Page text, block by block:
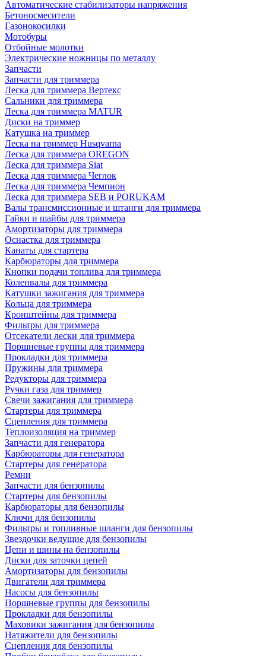
Автоматические стабилизаторы напряжения
Бетоносмесители
Газонокосилки
Мотобуры
Отбойные молотки
Электрические ножницы по металлу
Запчасти
Запчасти для триммера
Леска для триммера Вертекс
Сальники для триммера
Леска для триммера MATUR
Диски на триммер
Катушка на триммер
Леска на триммер Husqvarna
Леска для триммера OREGON
Леска для триммера Siat
Леска для триммера Чеглок
Леска для триммера Чемпион
Леска для триммера SEB и PORUKAM
Валы трансмиссионные и штанги для триммера
Гайки и шайбы для триммера
Амортизаторы для триммера
Оснастка для триммера
Канаты для стартера
Карбюраторы для триммера
Кнопки подачи топлива для триммера
Коленвалы для триммера
Катушки зажигания для триммера
Кольца для триммера
Кронштейны для триммера
Фильтры для триммера
Отсекатели лески для триммера
Поршневые группы для триммера
Прокладки для триммера
Пружины для триммера
Редукторы для триммера
Ручки газа для триммер
Свечи зажигания для триммера
Стартеры для триммера
Сцепления для триммера
Теплоизоляция на триммер
Запчасти для генератора
Карбюраторы для генератора
Стартеры для генератора
Ремни
Запчасти для бензопилы
Стартеры для бензопилы
Карбюраторы для бензопилы
Ключи для бензопилы
Фильтры и топливные шланги для бензопилы
Звездочки ведущие для бензопилы
Цепи и шины на бензопилы
Диски для заточки цепей
Амортизаторы для бензопилы
Двигатели для триммера
Насосы для бензопилы
Поршневые группы для бензопилы
Прокладки для бензопилы
Маховики зажигания для бензопилы
Натяжители для бензопилы
Сцепления для бензопилы